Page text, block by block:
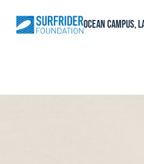
content
Ocean